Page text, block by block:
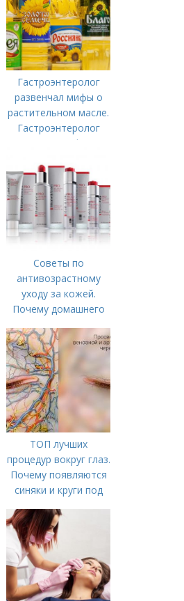
Гастроэнтеролог
развенчал мифы о
растительном масле.
Гастроэнтеролог
развеял мифы о
Советы по
антивозрастному
уходу за кожей.
Почему домашнего
ТОП лучших
процедур вокруг глаз.
Почему появляются
синяки и круги под